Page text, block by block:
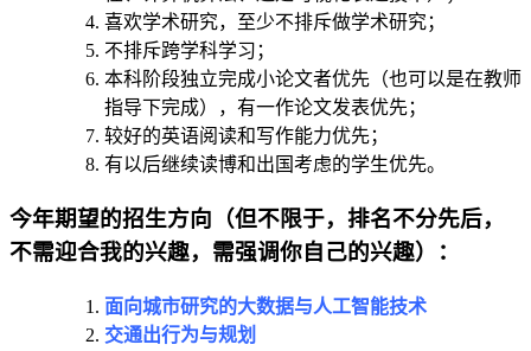
喜欢学术研究，至少不排斥做学术研究；
不排斥跨学科学习；
本科阶段独立完成小论文者优先（也可以是在教师
指导下完成），有一作论文发表优先；
较好的英语阅读和写作能力优先；
有以后继续读博和出国考虑的学生优先。
今年期望的招生方向（但不限于，排名不分先后，
不需迎合我的兴趣，需强调你自己的兴趣）：
面向城市研究的大数据与人工智能技术
交通出行为与规划